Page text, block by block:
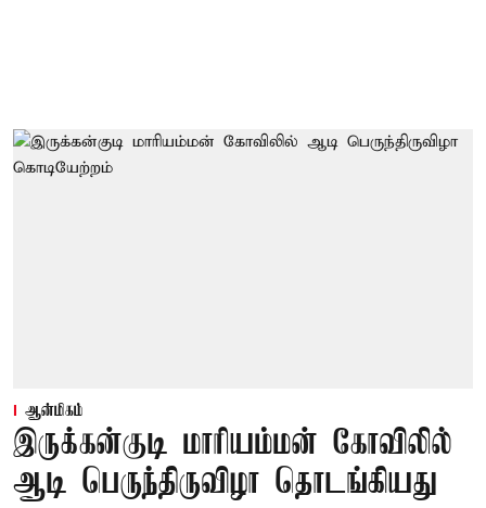
ஆன்மிகம்
இருக்கன்குடி மாரியம்மன் கோவிலில்
ஆடி பெருந்திருவிழா தொடங்கியது